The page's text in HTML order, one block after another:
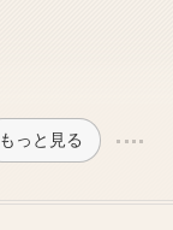
もっと見る